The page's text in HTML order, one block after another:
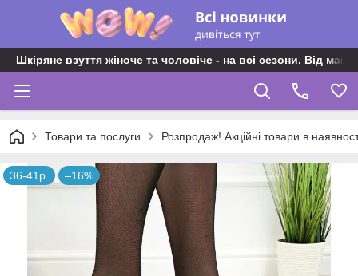
Шкіряне взуття жіноче та чоловіче - на всі сезони. Від
Товари та послуги Розпродаж! Акційні товари в
36-41р. –16%